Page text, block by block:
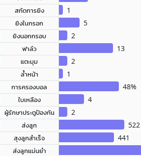
สกัดการยิง
1
ยิงในกรอก
5
ยิงนอกกรอบ
2
ฟาล์ว
13
แตะมุม
2
ล้ำหน้า
1
การครองบอล
48%
ใบเหลือง
4
ผู้รักษาประตูป้องกัน
2
ส่งลูก
522
สุงลูกสำเร็จ
441
ส่งลูกแม่นยำ